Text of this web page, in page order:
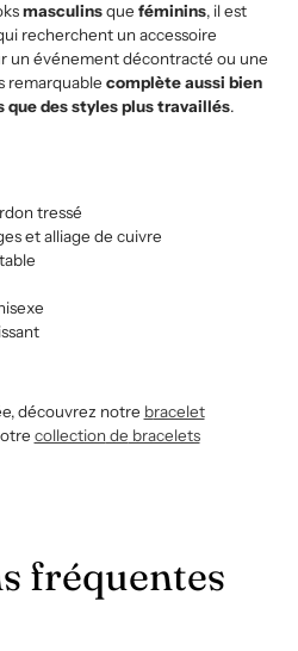
masculinsque féminins, il est
recherchent un accessoire
un événement décontracté ou une
remarquable complète aussi bien
des styles plus travaillés.
tressé
et alliage de cuivre
découvrez notre bracelet
collection de bracelets
fréquentes